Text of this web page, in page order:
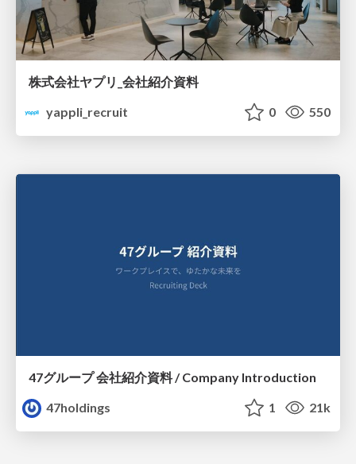
株式会社ヤプリ_会社紹介資料
yappli_recruit
0 550
47グループ 会社紹介資料 / Company Introduction
47holdings
1 21k